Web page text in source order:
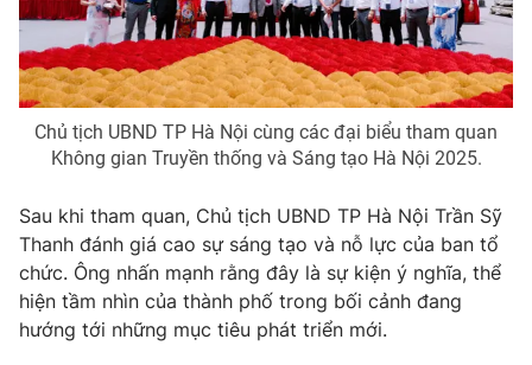
Chủ tịch UBND TP Hà Nội cùng các đại biểu tham quan
Không gian Truyền thống và Sáng tạo Hà Nội 2025.
Sau khi tham quan, Chủ tịch UBND TP Hà Nội Trần Sỹ
Thanh đánh giá cao sự sáng tạo và nỗ lực của ban tổ
chức. Ông nhấn mạnh rằng đây là sự kiện ý nghĩa, thể
hiện tầm nhìn của thành phố trong bối cảnh đang
hướng tới những mục tiêu phát triển mới.